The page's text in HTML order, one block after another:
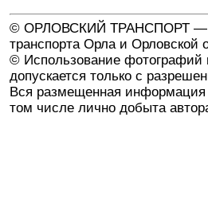
© ОРЛОВСКИЙ ТРАНСПОРТ —
транспорта Орла и Орловской
© Использование фотографий
допускается только с
Вся размещенная информация
том числе лично добыта